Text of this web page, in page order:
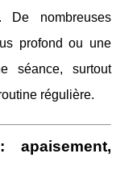
De nombreuses
profond ou une
séance, surtout
régulière.